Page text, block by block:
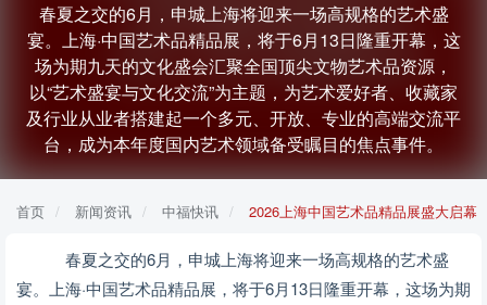
春夏之交的6月，申城上海将迎来一场高规格的艺术盛
宴。上海·中国艺术品精品展，将于6月13日隆重开幕，这
场为期九天的文化盛会汇聚全国顶尖文物艺术品资源，
以“艺术盛宴与文化交流”为主题，为艺术爱好者、收藏家
及行业从业者搭建起一个多元、开放、专业的高端交流平
台，成为本年度国内艺术领域备受瞩目的焦点事件。
首页 新闻资讯 中福快讯 2026上海中国艺术品精品展盛大启幕
春夏之交的6月，申城上海将迎来一场高规格的艺术盛
宴。上海·中国艺术品精品展，将于6月13日隆重开幕，这场为期